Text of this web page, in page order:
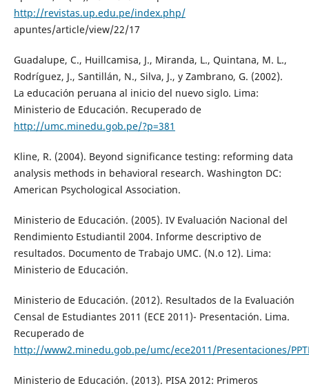
http://revistas.up.edu.pe/index.php/
apuntes/article/view/22/17
Guadalupe, C., Huillcamisa, J., Miranda, L., Quintana, M. L.,
Rodríguez, J., Santillán, N., Silva, J., y Zambrano, G. (2002).
La educación peruana al inicio del nuevo siglo. Lima:
Ministerio de Educación. Recuperado de
http://umc.minedu.gob.pe/?p=381
Kline, R. (2004). Beyond significance testing: reforming data
analysis methods in behavioral research. Washington DC:
American Psychological Association.
Ministerio de Educación. (2005). IV Evaluación Nacional del
Rendimiento Estudiantil 2004. Informe descriptivo de
resultados. Documento de Trabajo UMC. (N.o 12). Lima:
Ministerio de Educación.
Ministerio de Educación. (2012). Resultados de la Evaluación
Censal de Estudiantes 2011 (ECE 2011)- Presentación. Lima.
Recuperado de
http://www2.minedu.gob.pe/umc/ece2011/Presentaciones/
Ministerio de Educación. (2013). PISA 2012: Primeros